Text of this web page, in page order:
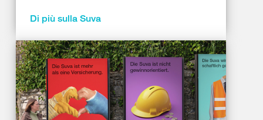
Di più sulla Suva